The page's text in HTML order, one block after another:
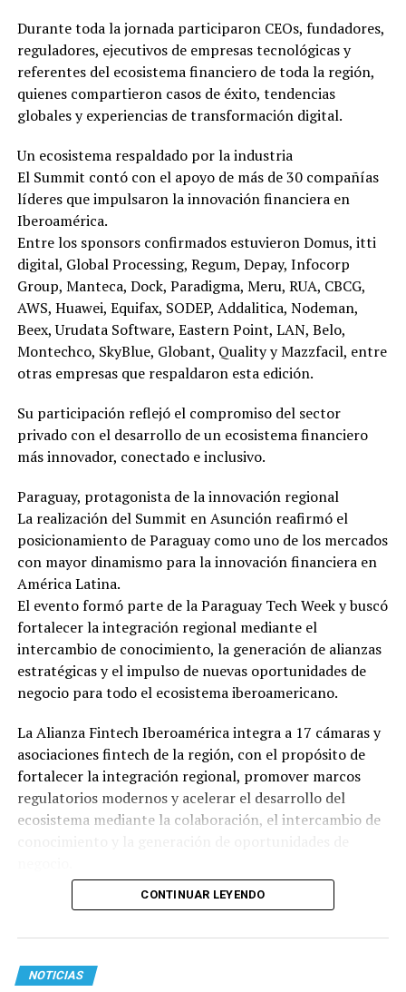
Durante toda la jornada participaron CEOs, fundadores,
reguladores, ejecutivos de empresas tecnológicas y
referentes del ecosistema financiero de toda la región,
quienes compartieron casos de éxito, tendencias
globales y experiencias de transformación digital.
Un ecosistema respaldado por la industria
El Summit contó con el apoyo de más de 30 compañías
líderes que impulsaron la innovación financiera en
Iberoamérica.
Entre los sponsors confirmados estuvieron Domus, itti
digital, Global Processing, Regum, Depay, Infocorp
Group, Manteca, Dock, Paradigma, Meru, RUA, CBCG,
AWS, Huawei, Equifax, SODEP, Addalitica, Nodeman,
Beex, Urudata Software, Eastern Point, LAN, Belo,
Montechco, SkyBlue, Globant, Quality y Mazzfacil, entre
otras empresas que respaldaron esta edición.
Su participación reflejó el compromiso del sector
privado con el desarrollo de un ecosistema financiero
más innovador, conectado e inclusivo.
Paraguay, protagonista de la innovación regional
La realización del Summit en Asunción reafirmó el
posicionamiento de Paraguay como uno de los mercados
con mayor dinamismo para la innovación financiera en
América Latina.
El evento formó parte de la Paraguay Tech Week y buscó
fortalecer la integración regional mediante el
intercambio de conocimiento, la generación de alianzas
estratégicas y el impulso de nuevas oportunidades de
negocio para todo el ecosistema iberoamericano.
La Alianza Fintech Iberoamérica integra a 17 cámaras y
asociaciones fintech de la región, con el propósito de
fortalecer la integración regional, promover marcos
regulatorios modernos y acelerar el desarrollo del
ecosistema mediante la colaboración, el intercambio de
CONTINUAR LEYENDO
NOTICIAS